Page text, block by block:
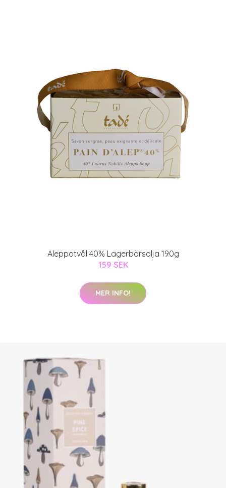
Aleppotvål 40% Lagerbärsolja 190g
159 SEK
MER INFO!